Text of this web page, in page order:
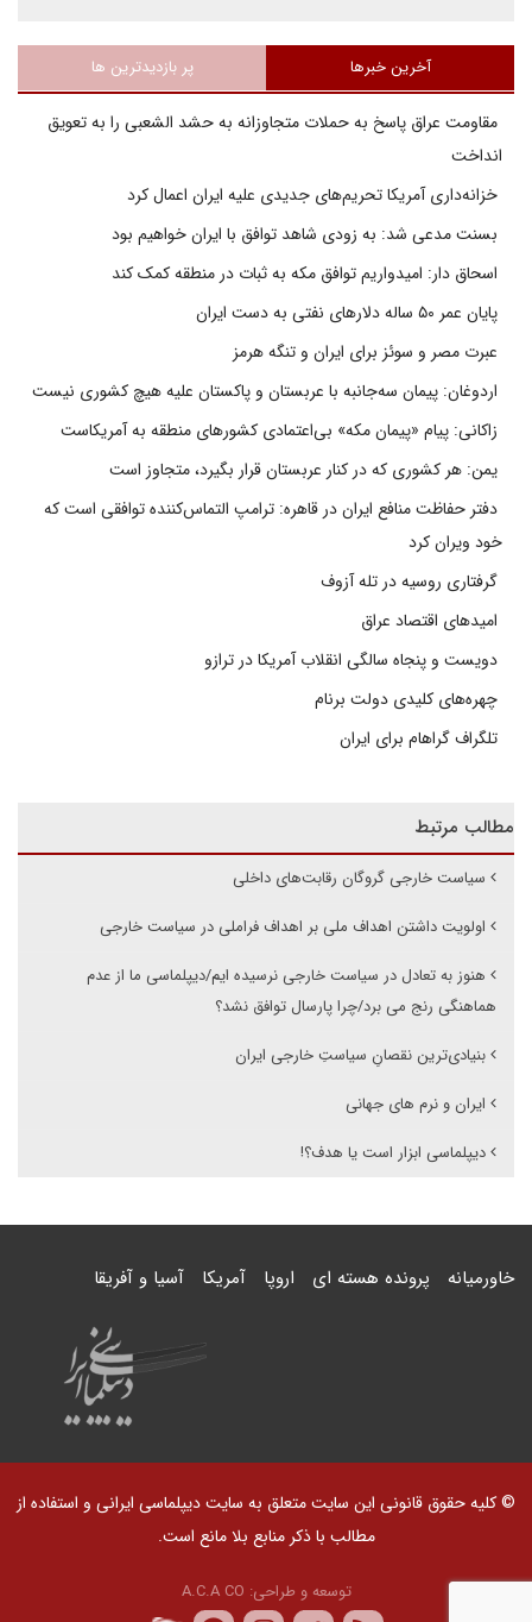
آخرین خبرها پر بازدیدترین ها
مقاومت عراق پاسخ به حملات متجاوزانه به حشد الشعبی را به تعویق
انداخت
خزانه‌داری آمریکا تحریم‌های جدیدی علیه ایران اعمال کرد
بسنت مدعی شد: به زودی شاهد توافق با ایران خواهیم بود
اسحاق دار: امیدواریم توافق مکه به ثبات در منطقه کمک کند
پایان عمر ۵۰ ساله دلارهای نفتی به دست ایران
عبرت مصر و سوئز برای ایران و تنگه هرمز
اردوغان: پیمان سه‌جانبه با عربستان و پاکستان علیه هیچ کشوری نیست
زاکانی: پیام «پیمان مکه» بی‌اعتمادی کشورهای منطقه به آمریکاست
یمن: هر کشوری که در کنار عربستان قرار بگیرد، متجاوز است
دفتر حفاظت منافع ایران در قاهره: ترامپ التماس‌کننده توافقی است که
خود ویران کرد
گرفتاری روسیه در تله آزوف
امیدهای اقتصاد عراق
دویست و پنجاه سالگی انقلاب آمریکا در ترازو
چهره‌های کلیدی دولت برنام
تلگراف گراهام برای ایران
مطالب مرتبط
سیاست خارجی گروگان رقابت‌های داخلی
اولویت داشتن اهداف ملی بر اهداف فراملی در سیاست خارجی
هنوز به تعادل در سیاست خارجی نرسیده ایم/دیپلماسی ما از عدم
هماهنگی رنج می برد/چرا پارسال توافق نشد؟
بنیادی‌ترین نقصانِ سیاستِ خارجی ایران
ایران و نرم های جهانی
دیپلماسی ابزار است یا هدف؟!
خاورمیانه پرونده هسته ای اروپا آمریکا آسیا و آفریقا
© کلیه حقوق قانونی این سایت متعلق به سایت دیپلماسی ایرانی و استفاده از
مطالب با ذکر منابع بلا مانع است.
توسعه و طراحی: A.C.A CO